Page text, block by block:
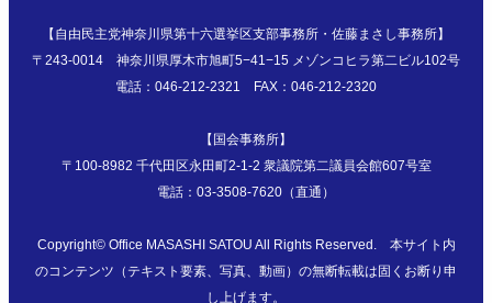
【自由民主党神奈川県第十六選挙区支部事務所・佐藤まさし事務所】
〒243-0014 神奈川県厚木市旭町5−41−15 メゾンコヒラ第二ビル102号
電話：046-212-2321 FAX：046-212-2320
【国会事務所】
〒100-8982 千代田区永田町2-1-2 衆議院第二議員会館607号室
電話：03-3508-7620（直通）
Copyright© Office MASASHI SATOU All Rights Reserved. 本サイト内
のコンテンツ（テキスト要素、写真、動画）の無断転載は固くお断り申
し上げます。